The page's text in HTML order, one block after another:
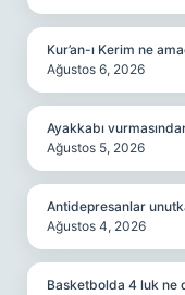
Kur’an-ı Kerim ne
Ağustos 6, 2026
Ayakkabı
Ağustos 5, 2026
Antidepresanlar
Ağustos 4, 2026
Basketbolda 4 luk ne